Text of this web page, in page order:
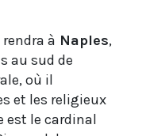
à Naples,
au sud de
où il
et les religieux
est le cardinal